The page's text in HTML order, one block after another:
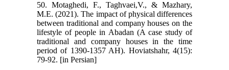
50. Motaghedi, F., Taghvaei,V., & Mazhary,
M.E. (2021). The impact of physical differences
between traditional and company houses on the
lifestyle of people in Abadan (A case study of
traditional and company houses in the time
period of 1390-1357 AH). Hoviatshahr, 4(15):
79-92. [in Persian]